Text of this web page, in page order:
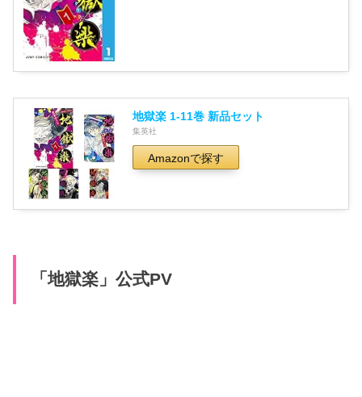
地獄楽 1-11巻 新品セット
集英社
Amazonで探す
「地獄楽」公式PV